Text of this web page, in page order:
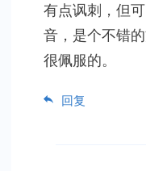
有点讽刺，但
音，是个不错
很佩服的。
回复